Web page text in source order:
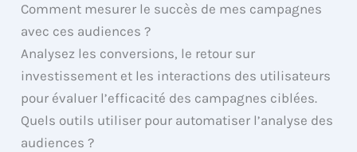
Comment mesurer le succès de mes campagnes
avec ces audiences ?
Analysez les conversions, le retour sur
investissement et les interactions des utilisateurs
pour évaluer l’efficacité des campagnes ciblées.
Quels outils utiliser pour automatiser l’analyse des
audiences ?